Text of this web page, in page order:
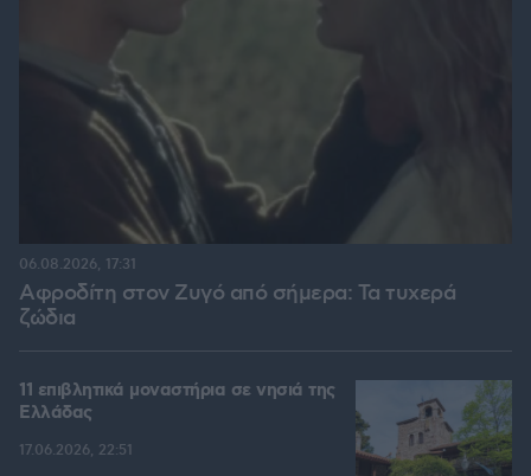
Αφροδίτη στον Ζυγό από σήμερα: Τα τυχερά
ζώδια
06.08.2026, 17:31
11 επιβλητικά μοναστήρια σε νησιά της
Ελλάδας
17.06.2026, 22:51